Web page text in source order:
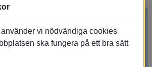
vi nödvändiga cookies
ska fungera på ett bra sätt